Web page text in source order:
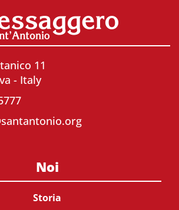
11
- Italy
Noi
Storia